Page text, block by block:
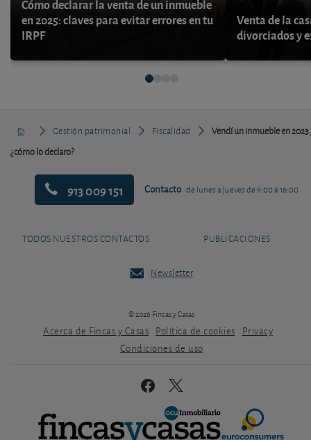
Cómo declarar la venta de un inmueble
en 2025: claves para evitar errores en tu
IRPF
Venta de la
divorciados y
Gestión patrimonial Fiscalidad
Vendí un inmueble en 2023,
¿cómo lo declaro?
913 009 151 Contacto de lunes a jueves de 9:00 a 16:00
TODOS NUESTROS CONTACTOS PUBLICACIONES
Newsletter
© 2026 Fincas y Casas
Acerca de Fincas y Casas Política de cookies
Privacy
Condiciones de uso